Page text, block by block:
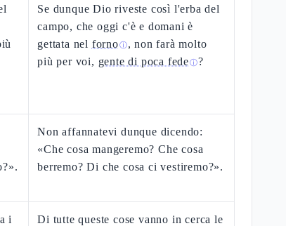
Se dunque Dio riveste così l'erba del
campo, che oggi c'è e domani è
gettata nel fornoⓘ, non farà molto
più per voi, gente di poca fedeⓘ?
Non affannatevi dunque dicendo:
«Che cosa mangeremo? Che cosa
berremo? Di che cosa ci vestiremo?».
i
Di tutte queste cose vanno in cerca le